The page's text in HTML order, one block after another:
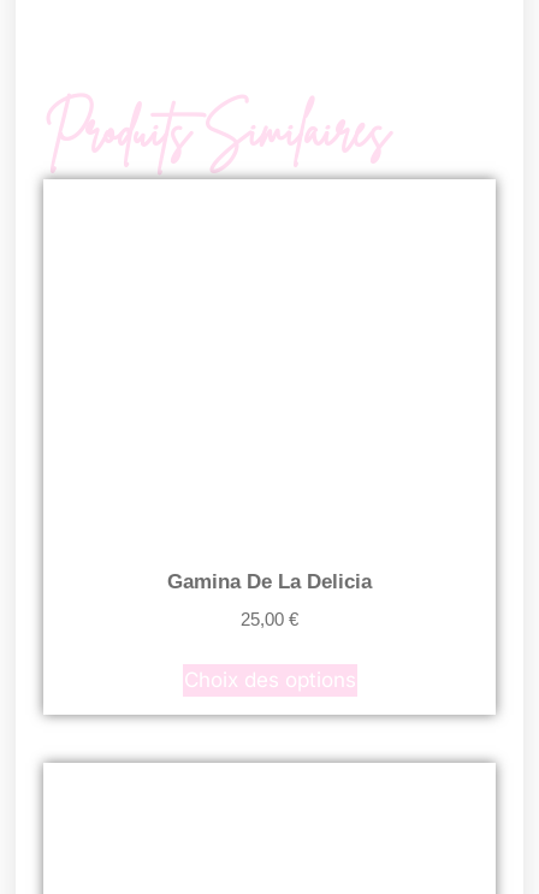
Produits Similaires
Gamina De La Delicia
25,00 €
Choix des options